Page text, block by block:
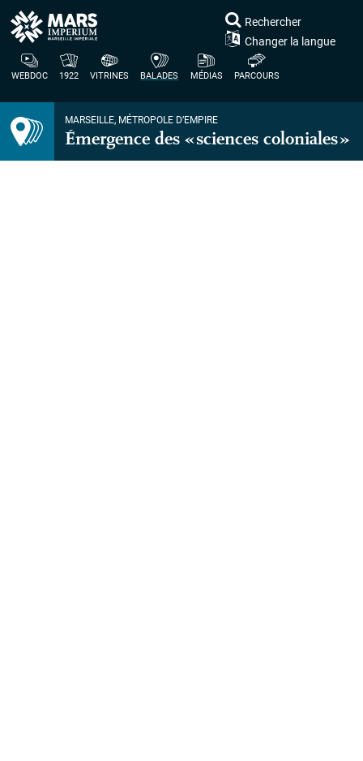
WEBDOC 1922 VITRINES BALADES MÉDIAS PARCOURS
Rechercher
Changer la langue
MARSEILLE, MÉTROPOLE D’EMPIRE
Émergence des «sciences coloniales»